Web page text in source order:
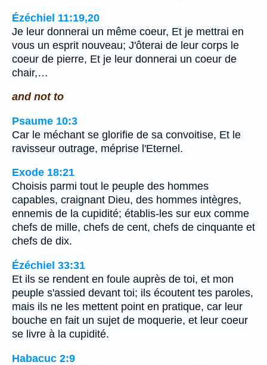
Ézéchiel 11:19,20
Je leur donnerai un même coeur, Et je mettrai en
vous un esprit nouveau; J'ôterai de leur corps le
coeur de pierre, Et je leur donnerai un coeur de
chair,…
and not to
Psaume 10:3
Car le méchant se glorifie de sa convoitise, Et le
ravisseur outrage, méprise l'Eternel.
Exode 18:21
Choisis parmi tout le peuple des hommes
capables, craignant Dieu, des hommes intègres,
ennemis de la cupidité; établis-les sur eux comme
chefs de mille, chefs de cent, chefs de cinquante et
chefs de dix.
Ézéchiel 33:31
Et ils se rendent en foule auprès de toi, et mon
peuple s'assied devant toi; ils écoutent tes paroles,
mais ils ne les mettent point en pratique, car leur
bouche en fait un sujet de moquerie, et leur coeur
se livre à la cupidité.
Habacuc 2:9